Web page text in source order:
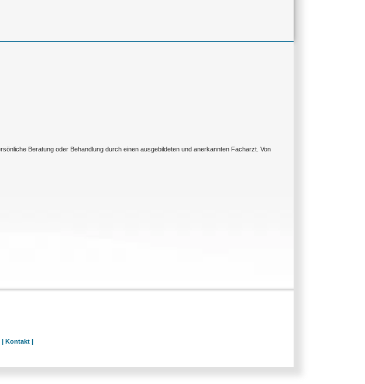
Beratung oder Behandlung durch einen ausgebildeten und anerkannten Facharzt. Von
Kontakt |